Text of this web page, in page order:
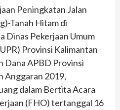
Peningkatan Jalan
Tanah Hitam di
Dinas Pekerjaan Umum
Provinsi Kalimantan
Dana APBD Provinsi
Anggaran 2019,
dalam Bertita Acara
(FHO) tertanggal 16